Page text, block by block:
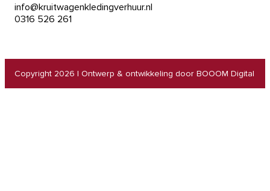
info@kruitwagenkledingverhuur.nl
0316 526 261
Copyright 2026 | Ontwerp & ontwikkeling door BOOOM Digital